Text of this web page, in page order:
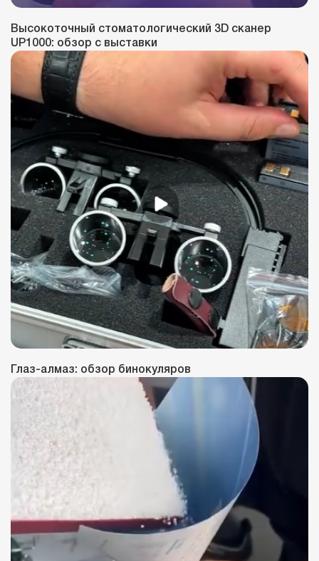
Высокоточный стоматологический 3D сканер
UP1000: обзор с выставки
Глаз-алмаз: обзор бинокуляров